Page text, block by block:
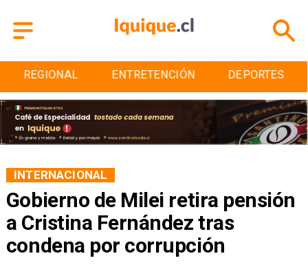
ENTRETENCIÓN DEPORTES CULTURA
Gobierno de Milei retira pensión
a Cristina Fernández tras
condena por corrupción
INTERNACIONAL